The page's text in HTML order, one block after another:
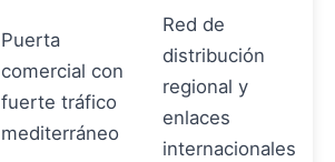
Puerta
comercial con
fuerte tráfico
mediterráneo
Red de
distribución
regional y
enlaces
internacionales